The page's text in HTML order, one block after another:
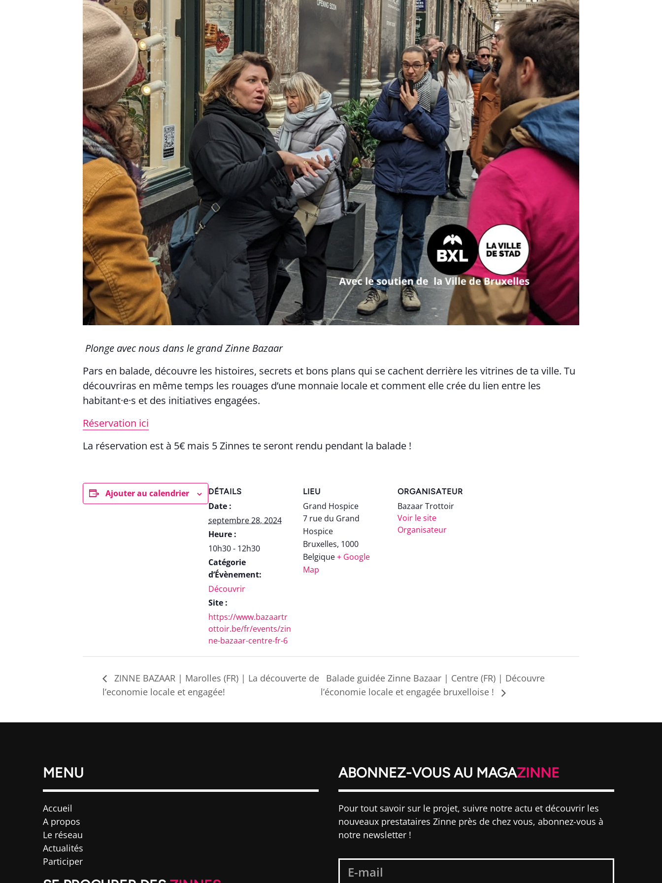
Plonge avec nous dans le grand Zinne Bazaar
Pars en balade, découvre les histoires, secrets et bons plans qui se cachent derrière les vitrines de ta ville. Tu
découvriras en même temps les rouages d’une monnaie locale et comment elle crée du lien entre les
habitant·e·s et des initiatives engagées.
Réservation ici
La réservation est à 5€ mais 5 Zinnes te seront rendu pendant la balade !
Ajouter au calendrier DÉTAILS
Date :
septembre 28, 2024
Heure :
10h30 - 12h30
Catégorie
d’Évènement:
Découvrir
Site :
https://www.bazaartr
ottoir.be/fr/events/zin
ne-bazaar-centre-fr-6
LIEU
Grand Hospice
7 rue du Grand
Hospice
Bruxelles, 1000
Belgique+ Google
Map
ORGANISATEUR
Bazaar Trottoir
Voir le site
Organisateur
ZINNE BAZAAR | Marolles (FR) | La découverte de
l’economie locale et engagée!
Balade guidée Zinne Bazaar | Centre (FR) | Découvre
l’économie locale et engagée bruxelloise !
MENU
Accueil
A propos
Le réseau
Actualités
Participer
ABONNEZ-VOUS AU MAGAZINNE
Pour tout savoir sur le projet, suivre notre actu et découvrir les
nouveaux prestataires Zinne près de chez vous, abonnez-vous à
notre newsletter !